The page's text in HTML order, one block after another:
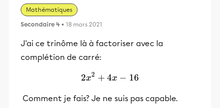
Mathématiques
Secondaire 4 • 18 mars 2021
J'ai ce trinôme là à factoriser avec la
complétion de carré:
2x^2 + 4x - 16
2x2 + 4x − 16
Comment je fais? Je ne suis pas capable.